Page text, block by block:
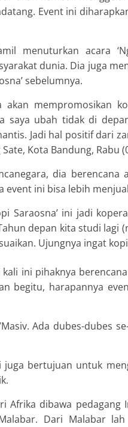
Event ini
menuturkan acara
dunia. Dia juga
sebelumnya.
akan mempromosikan
saya ubah tidak di
Jadi hal positif dari
Kota Bandung, Rabu
dia
event ini bisa lebih
Saraosna’ ini jadi
depan kita studi lagi
Ujungnya ingat
kali ini pihaknya
begitu, harapannya
Ada dubes-dubes
bertujuan untuk
Afrika dibawa pedagang
Dari Malabar